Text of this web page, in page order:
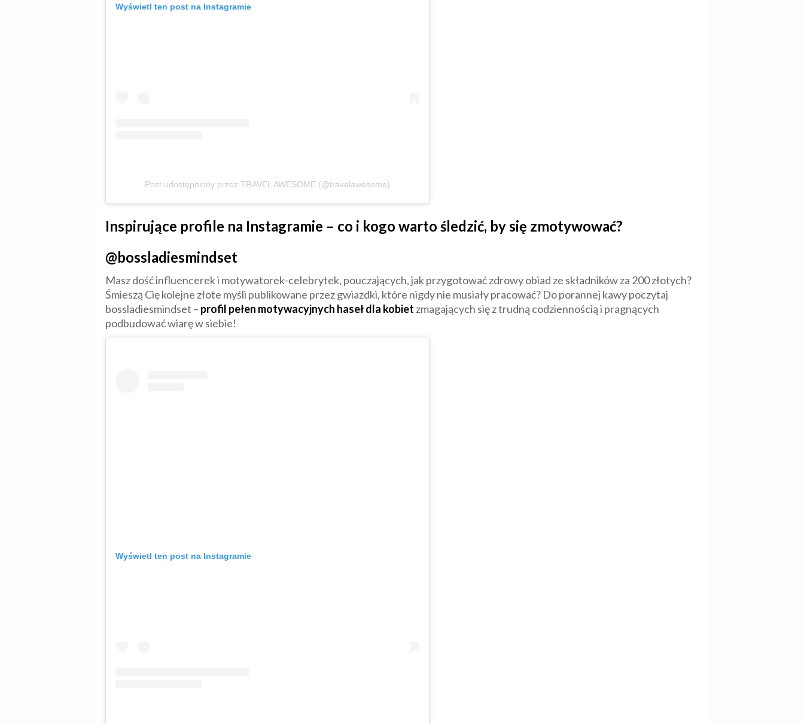
Wyświetl ten post na Instagramie
Post udostępniony przez TRAVEL AWESOME (@travelawesome)
Inspirujące profile na Instagramie – co i kogo warto śledzić, by się zmotywować?
@bossladiesmindset
Masz dość influencerek i motywatorek-celebrytek, pouczających, jak przygotować zdrowy obiad ze składników za 200 złotych?
Śmieszą Cię kolejne złote myśli publikowane przez gwiazdki, które nigdy nie musiały pracować? Do porannej kawy poczytaj
bossladiesmindset – profil pełen motywacyjnych haseł dla kobiet zmagających się z trudną codziennością i pragnących
podbudować wiarę w siebie!
Wyświetl ten post na Instagramie